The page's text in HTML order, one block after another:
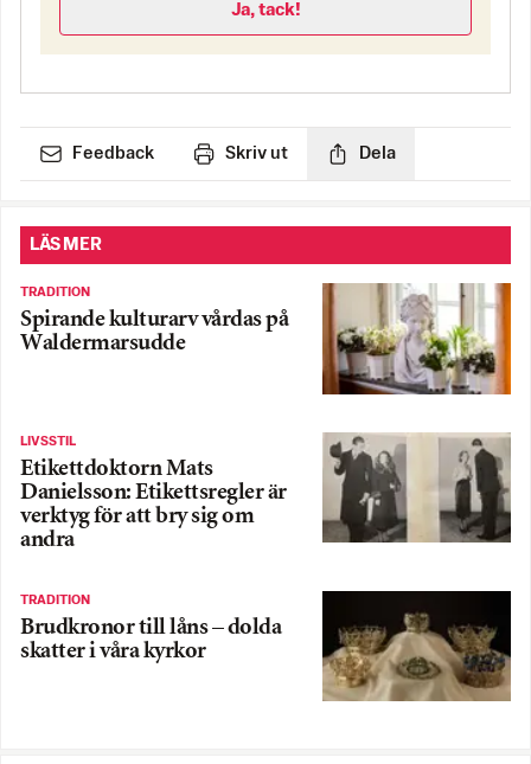
Ja, tack!
Feedback Skriv ut Dela
LÄS MER
TRADITION
Spirande kulturarv vårdas på
Waldermarsudde
LIVSSTIL
Etikettdoktorn Mats
Danielsson: Etikettsregler är
verktyg för att bry sig om
andra
TRADITION
Brudkronor till låns – dolda
skatter i våra kyrkor